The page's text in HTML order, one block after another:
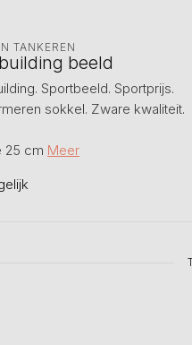
TANKEREN
beeld
Sportbeeld. Sportprijs.
sokkel. Zware kwaliteit.
25 cm Meer